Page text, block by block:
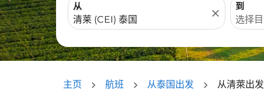
从
close
到
主页 航班 从泰国出发 从清萊出发